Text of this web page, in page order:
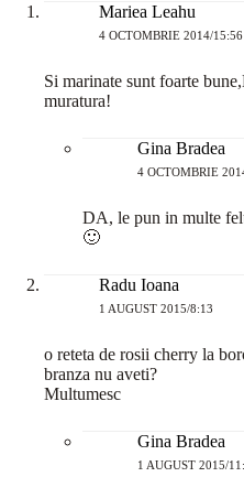
Mariea Leahu
4 OCTOMBRIE 2014/15:56
Si marinate sunt foarte
muratura!
Gina Bradea
4 OCTOMBRIE
DA, le pun in multe
🙂
Radu Ioana
1 AUGUST 2015/8:13
o reteta de rosii cherry la
branza nu aveti?
Multumesc
Gina Bradea
1 AUGUST 2015/